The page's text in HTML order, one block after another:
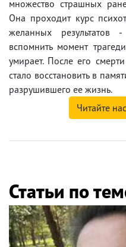
множество страшных
Она проходит курс
желанных
вспомнить момент
умирает. После его
стало восстановить в
разрушившего ее жизнь.
Читайте
Статьи по